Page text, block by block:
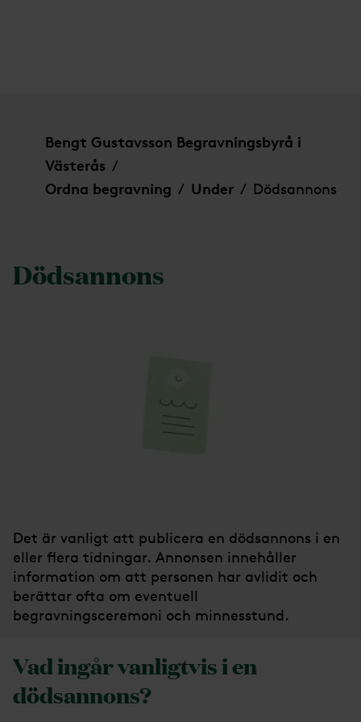
Bengt Gustavsson Begravningsbyrå i
Västerås /
Ordna begravning / Under / Dödsannons
Dödsannons
Det är vanligt att publicera en dödsannons i en
eller flera tidningar. Annonsen innehåller
information om att personen har avlidit och
berättar ofta om eventuell
begravningsceremoni och minnesstund.
Vad ingår vanligtvis i en
dödsannons?